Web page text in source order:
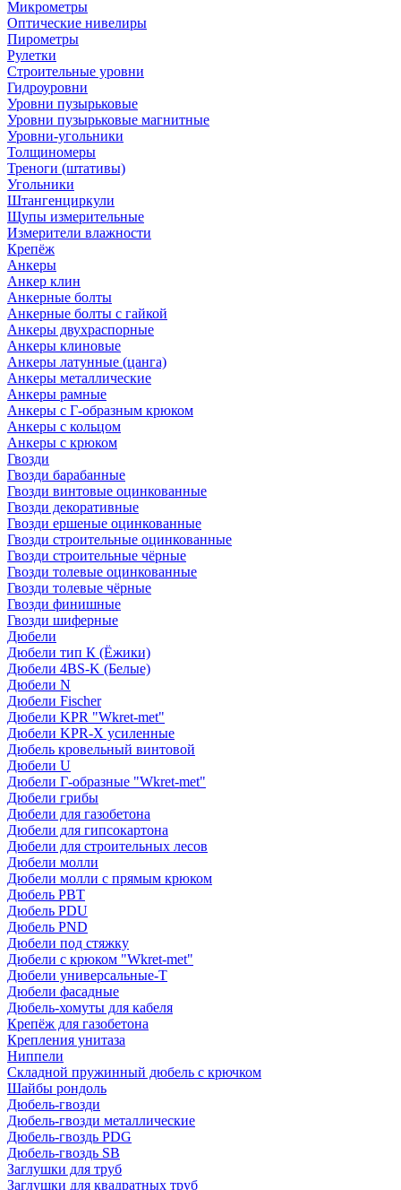
Микрометры
Оптические нивелиры
Пирометры
Рулетки
Строительные уровни
Гидроуровни
Уровни пузырьковые
Уровни пузырьковые магнитные
Уровни-угольники
Толщиномеры
Треноги (штативы)
Угольники
Штангенциркули
Щупы измерительные
Измерители влажности
Крепёж
Анкеры
Анкер клин
Анкерные болты
Анкерные болты с гайкой
Анкеры двухраспорные
Анкеры клиновые
Анкеры латунные (цанга)
Анкеры металлические
Анкеры рамные
Анкеры с Г-образным крюком
Анкеры с кольцом
Анкеры с крюком
Гвозди
Гвозди барабанные
Гвозди винтовые оцинкованные
Гвозди декоративные
Гвозди ершеные оцинкованные
Гвозди строительные оцинкованные
Гвозди строительные чёрные
Гвозди толевые оцинкованные
Гвозди толевые чёрные
Гвозди финишные
Гвозди шиферные
Дюбели
Дюбели тип К (Ёжики)
Дюбели 4BS-K (Белые)
Дюбели N
Дюбели Fischer
Дюбели KPR "Wkret-met"
Дюбели KPR-Х усиленные
Дюбель кровельный винтовой
Дюбели U
Дюбели Г-образные "Wkret-met"
Дюбели грибы
Дюбели для газобетона
Дюбели для гипсокартона
Дюбели для строительных лесов
Дюбели молли
Дюбели молли с прямым крюком
Дюбель PBT
Дюбель PDU
Дюбель PND
Дюбели под стяжку
Дюбели с крюком "Wkret-met"
Дюбели универсальные-Т
Дюбели фасадные
Дюбель-хомуты для кабеля
Крепёж для газобетона
Крепления унитаза
Ниппели
Складной пружинный дюбель с крючком
Шайбы рондоль
Дюбель-гвозди
Дюбель-гвозди металлические
Дюбель-гвоздь PDG
Дюбель-гвоздь SB
Заглушки для труб
Заглушки для квадратных труб